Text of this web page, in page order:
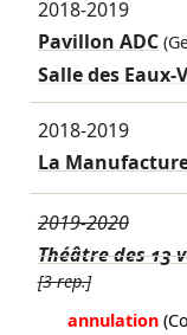
2018-2019
Pavillon ADC
Salle des Eaux-
2018-2019
La
2019-2020
Théâtre des 13
[3 rep.]
annulation